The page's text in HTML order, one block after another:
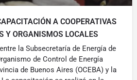
A COOPERATIVAS
Y ORGANISMOS LOCALES
la Subsecretaría de Energía de
de Control de Energía
de Buenos Aires (OCEBA) y la